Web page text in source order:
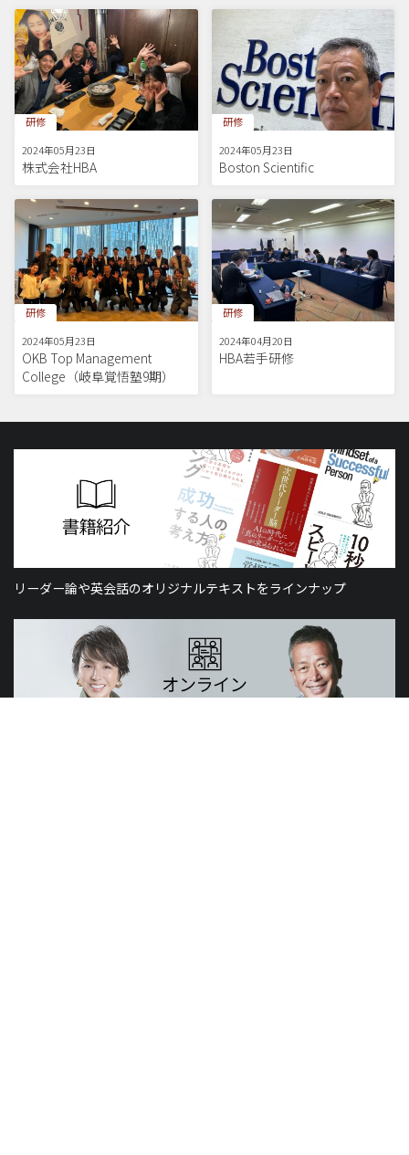
研修
2024年05月23日
株式会社HBA
研修
2024年05月23日
Boston Scientific
研修
2024年05月23日
OKB Top Management
College（岐阜覚悟塾9期）
研修
2024年04月20日
HBA若手研修
リーダー論や英会話のオリジナルテキストをラインナップ